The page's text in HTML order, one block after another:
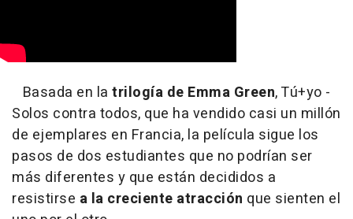
Basada en la trilogía de Emma Green, Tú+yo -
Solos contra todos, que ha vendido casi un millón
de ejemplares en Francia, la película sigue los
pasos de dos estudiantes que no podrían ser
más diferentes y que están decididos a
resistirse a la creciente atracción que sienten el